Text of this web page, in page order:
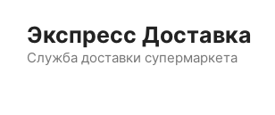
содержимому
Экспресс Доставка
Служба доставки супермаркета